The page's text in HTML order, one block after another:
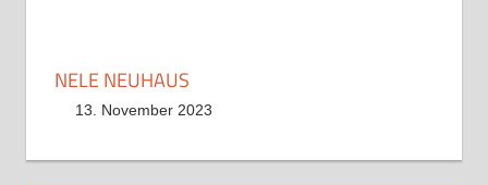
NELE NEUHAUS
13. November 2023